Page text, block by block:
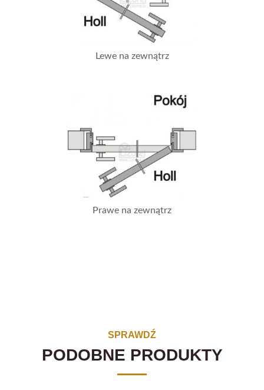
Lewe na zewnątrz
Prawe na zewnątrz
SPRAWDŹ
PODOBNE PRODUKTY